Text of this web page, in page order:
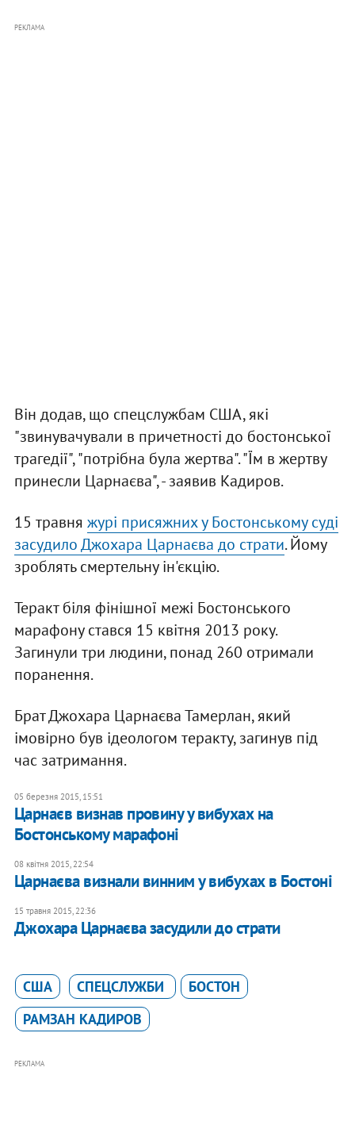
РЕКЛАМА
Він додав, що спецслужбам США, які
"звинувачували в причетності до бостонської
трагедії", "потрібна була жертва". "Їм в жертву
принесли Царнаєва", - заявив Кадиров.
15 травня журі присяжних у Бостонському суді
засудило Джохара Царнаєва до страти. Йому
зроблять смертельну ін'єкцію.
Теракт біля фінішної межі Бостонського
марафону стався 15 квітня 2013 року.
Загинули три людини, понад 260 отримали
поранення.
Брат Джохара Царнаєва Тамерлан, який
імовірно був ідеологом теракту, загинув під
час затримання.
05 березня 2015, 15:51
Царнаєв визнав провину у вибухах на
Бостонському марафоні
08 квітня 2015, 22:54
Царнаєва визнали винним у вибухах в Бостоні
15 травня 2015, 22:36
Джохара Царнаєва засудили до страти
США СПЕЦСЛУЖБИ
БОСТОН
РАМЗАН КАДИРОВ
РЕКЛАМА